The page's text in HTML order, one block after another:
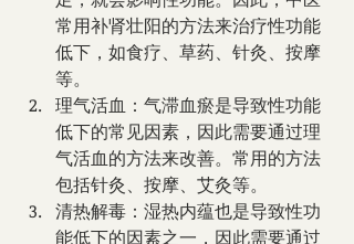
常用补肾壮阳的方法来治疗性功能
低下，如食疗、草药、针灸、按摩
等。
理气活血：气滞血瘀是导致性功能
低下的常见因素，因此需要通过理
气活血的方法来改善。常用的方法
包括针灸、按摩、艾灸等。
清热解毒：湿热内蕴也是导致性功
能低下的因素之一，因此需要通过